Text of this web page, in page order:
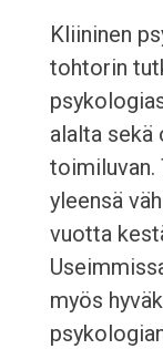
Kliininen
tohtorin
alalta sekä
yleensä
vuotta
myös